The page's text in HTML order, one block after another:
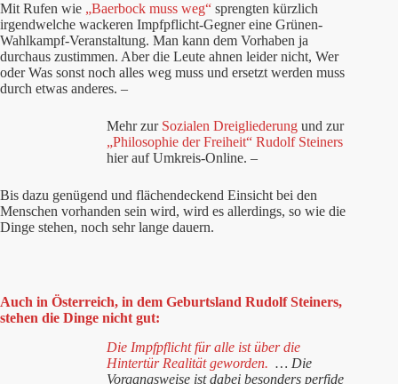
Mit Rufen wie „Baerbock muss weg“ sprengten kürzlich
irgendwelche wackeren Impfpflicht-Gegner eine Grünen-
Wahlkampf-Veranstaltung. Man kann dem Vorhaben ja
durchaus zustimmen. Aber die Leute ahnen leider nicht, Wer
oder Was sonst noch alles weg muss und ersetzt werden muss
durch etwas anderes. –
Mehr zur Sozialen Dreigliederung und zur
„Philosophie der Freiheit“ Rudolf Steiners
hier auf Umkreis-Online. –
Bis dazu genügend und flächendeckend Einsicht bei den
Menschen vorhanden sein wird, wird es allerdings, so wie die
Dinge stehen, noch sehr lange dauern.
Auch in Österreich, in dem Geburtsland Rudolf Steiners,
stehen die Dinge nicht gut:
Die Impfpflicht für alle ist über die
Hintertür Realität geworden. … Die
Vorgangsweise ist dabei besonders perfide